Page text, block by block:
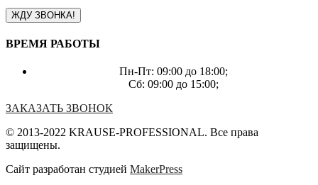
ВРЕМЯ РАБОТЫ
Пн-Пт: 09:00 до 18:00;
Сб: 09:00 до 15:00;
ЗАКАЗАТЬ ЗВОНОК
© 2013-2022 KRAUSE-PROFESSIONAL. Все права
защищены.
Сайт разработан студией MakerPress